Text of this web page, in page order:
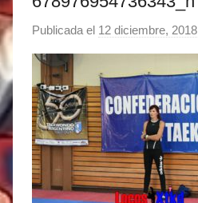
Publicada el 12 diciembre, 2018